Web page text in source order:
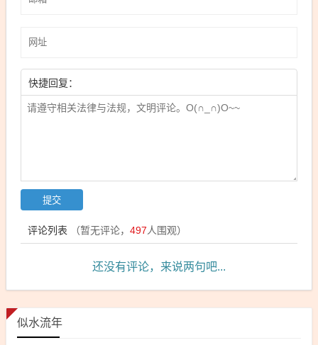
快捷回复：
评论列表 （暂无评论， 497人围观）
还没有评论，来说两句吧...
似水流年